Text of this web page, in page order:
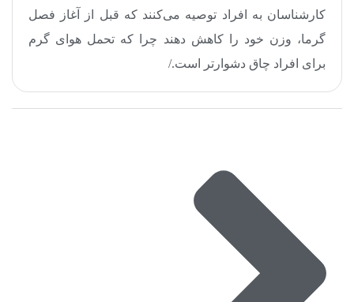
کارشناسان به افراد توصیه می‌کنند که قبل از آغاز فصل
گرما، وزن خود را کاهش دهند چرا که تحمل هوای گرم
برای افراد چاق دشوارتر است.
/